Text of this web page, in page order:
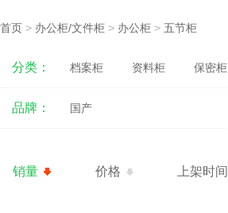
首页 > 办公柜/文件柜 > 办公柜 > 五节柜
分类： 档案柜 资料柜 保密柜
品牌： 国产
销量 价格 上架时间